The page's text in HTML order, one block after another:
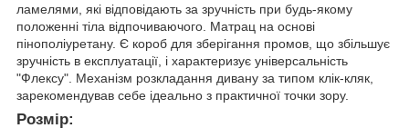
ламелями, які відповідають за зручність при будь-якому
положенні тіла відпочиваючого. Матрац на основі
пінополіуретану. Є короб для зберігання промов, що збільшує
зручність в експлуатації, і характеризує універсальність
"Флексу". Механізм розкладання дивану за типом клік-кляк,
зарекомендував себе ідеально з практичної точки зору.
Розмір: